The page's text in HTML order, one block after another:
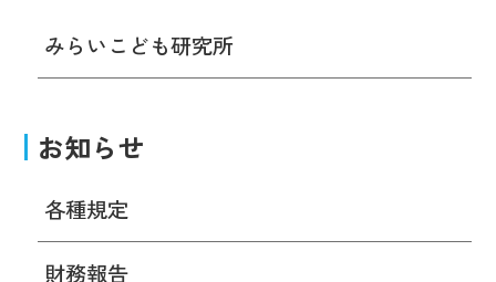
みらいこども研究所
お知らせ
各種規定
財務報告